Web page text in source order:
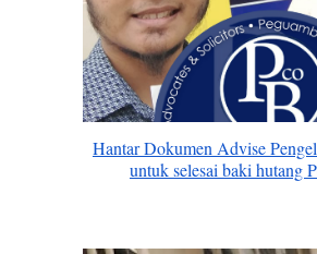
Hantar Dokumen Advise
untuk selesai baki hutang